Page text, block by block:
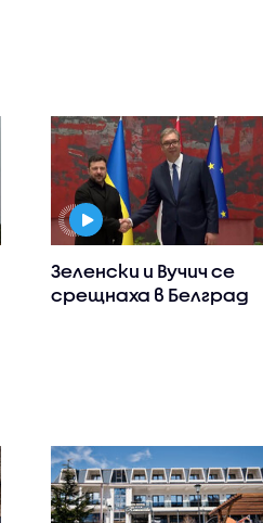
Зеленски и Вучич се
срещнаха в Белград